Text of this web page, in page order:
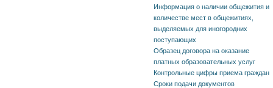
Информация о наличии общежития и
количестве мест в общежитиях,
выделяемых для иногородних
поступающих
Образец договора на оказание
платных образовательных услуг
Контрольные цифры приема граждан
Сроки подачи документов